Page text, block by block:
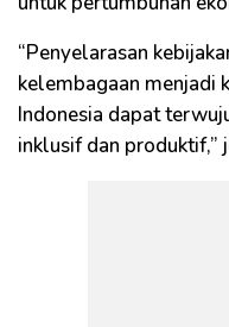
“Penyelarasan
kelembagaan menjadi
Indonesia dapat
inklusif dan produktif,”